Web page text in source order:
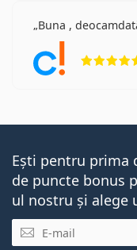
Buna ,
Ești pentru prima
de puncte bonus
ul nostru și alege
E-mail